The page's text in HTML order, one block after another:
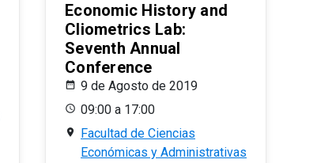
Economic History and
Cliometrics Lab:
Seventh Annual
Conference
9 de Agosto de 2019
09:00 a 17:00
Facultad de Ciencias
Económicas y Administrativas